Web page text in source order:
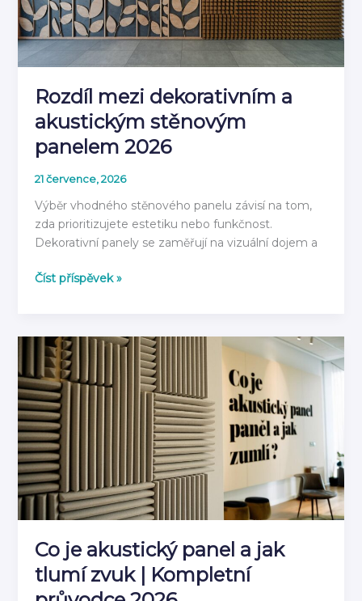
rok
2026
Rozdíl mezi dekorativním a
akustickým stěnovým
panelem 2026
21 července, 2026
Výběr vhodného stěnového panelu závisí na tom,
zda prioritizujete estetiku nebo funkčnost.
Dekorativní panely se zaměřují na vizuální dojem a
Rozdíl
a
akustickým
stěnovým
panelem
2026
Číst příspěvek »
Co je akustický panel a jak
tlumí zvuk | Kompletní